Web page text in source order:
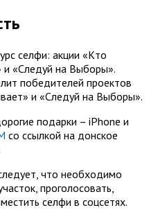
селфи: акции «Кто
и «Следуй на Выборы».
победителей проектов
и «Следуй на Выборы».
подарки – iPhone и
со ссылкой на донское
что необходимо
проголосовать,
селфи в соцсетях.